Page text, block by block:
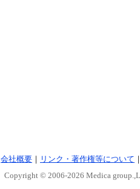
会社概要 ｜ リンク・著作権等について
Copyright © 2006-2026 Medica